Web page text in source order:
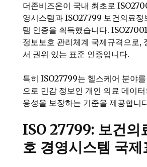
더존비즈온이 국내 최초로
영시스템과 ISO27799 보건의료정
템 인증을 획득했습니다.
정보보호 관리체계 국제규격으로,
서 권위 있는 표준 인증입니다.
특히 ISO27799는 헬스케어 분야
으로 민감 정보인 개인 의료 데이
용성을 보장하는 기준을 제공합니
ISO 27799: 보건의
호 경영시스템 국제